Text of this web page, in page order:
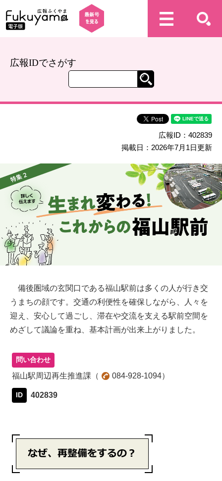
広報IDでさがす
広報ID：402839
掲載日：2026年7月1日更新
備後圏域の玄関口である福山駅前は多くの人が行き交
うまちの顔です。交通の利便性を確保しながら、人々を
迎え、安心して過ごし、滞在や交流を支える駅前空間を
めざして議論を重ね、基本計画が出来上がりました。
問い合わせ
福山駅周辺再生推進課 084-928-1094
ID 402839